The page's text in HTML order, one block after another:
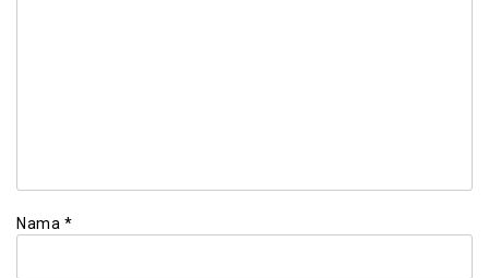
Nama *